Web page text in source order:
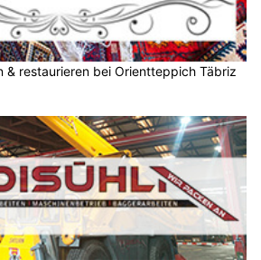
& restaurieren bei Orientteppich Täbriz